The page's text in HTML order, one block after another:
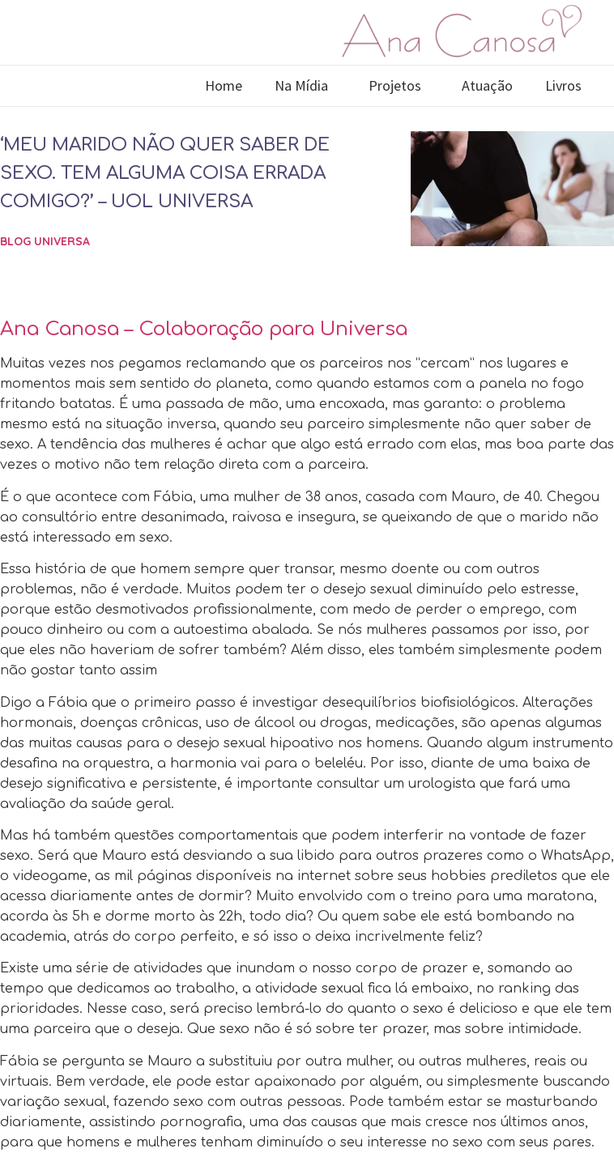
Home Na Mídia Projetos Atuação Livros
‘MEU MARIDO NÃO QUER SABER DE
SEXO. TEM ALGUMA COISA ERRADA
COMIGO?’ – UOL UNIVERSA
BLOG UNIVERSA
Ana Canosa – Colaboração para Universa
Muitas vezes nos pegamos reclamando que os parceiros nos “cercam” nos lugares e
momentos mais sem sentido do planeta, como quando estamos com a panela no fogo
fritando batatas. É uma passada de mão, uma encoxada, mas garanto: o problema
mesmo está na situação inversa, quando seu parceiro simplesmente não quer saber de
sexo. A tendência das mulheres é achar que algo está errado com elas, mas boa parte das
vezes o motivo não tem relação direta com a parceira.
É o que acontece com Fábia, uma mulher de 38 anos, casada com Mauro, de 40. Chegou
ao consultório entre desanimada, raivosa e insegura, se queixando de que o marido não
está interessado em sexo.
Essa história de que homem sempre quer transar, mesmo doente ou com outros
problemas, não é verdade. Muitos podem ter o desejo sexual diminuído pelo estresse,
porque estão desmotivados profissionalmente, com medo de perder o emprego, com
pouco dinheiro ou com a autoestima abalada. Se nós mulheres passamos por isso, por
que eles não haveriam de sofrer também? Além disso, eles também simplesmente podem
não gostar tanto assim
Digo a Fábia que o primeiro passo é investigar desequilíbrios biofisiológicos. Alterações
hormonais, doenças crônicas, uso de álcool ou drogas, medicações, são apenas algumas
das muitas causas para o desejo sexual hipoativo nos homens. Quando algum instrumento
desafina na orquestra, a harmonia vai para o beleléu. Por isso, diante de uma baixa de
desejo significativa e persistente, é importante consultar um urologista que fará uma
avaliação da saúde geral.
Mas há também questões comportamentais que podem interferir na vontade de fazer
sexo. Será que Mauro está desviando a sua libido para outros prazeres como o WhatsApp,
o videogame, as mil páginas disponíveis na internet sobre seus hobbies prediletos que ele
acessa diariamente antes de dormir? Muito envolvido com o treino para uma maratona,
acorda às 5h e dorme morto às 22h, todo dia? Ou quem sabe ele está bombando na
academia, atrás do corpo perfeito, e só isso o deixa incrivelmente feliz?
Existe uma série de atividades que inundam o nosso corpo de prazer e, somando ao
tempo que dedicamos ao trabalho, a atividade sexual fica lá embaixo, no ranking das
prioridades. Nesse caso, será preciso lembrá-lo do quanto o sexo é delicioso e que ele tem
uma parceira que o deseja. Que sexo não é só sobre ter prazer, mas sobre intimidade.
Fábia se pergunta se Mauro a substituiu por outra mulher, ou outras mulheres, reais ou
virtuais. Bem verdade, ele pode estar apaixonado por alguém, ou simplesmente buscando
variação sexual, fazendo sexo com outras pessoas. Pode também estar se masturbando
diariamente, assistindo pornografia, uma das causas que mais cresce nos últimos anos,
para que homens e mulheres tenham diminuído o seu interesse no sexo com seus pares.